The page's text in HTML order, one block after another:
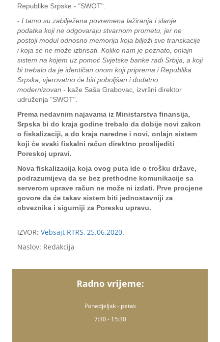
Republike Srpske - "SWOT".
- I tamo su zabilježena povremena lažiranja i slanje
podatka koji ne odgovaraju stvarnom prometu, jer ne
postoji modul odnosno memorija koja bilježi sve transkacije
i koja se ne može izbrisati. Koliko nam je poznato, onlajn
sistem na kojem uz pomoć Svjetske banke radi Srbija, a koji
bi trebalo da je identičan onom koji priprema i Republika
Srpska, vjerovatno će biti poboljšan i dodatno
modernizovan - kaže Saša Grabovac, izvršni direktor
udruženja "SWOT".
Prema nedavnim najavama iz Ministarstva finansija,
Srpska bi do kraja godine trebalo da dobije novi zakon
o fiskalizaciji, a do kraja naredne i novi, onlajn sistem
koji će svaki fiskalni račun direktno proslijediti
Poreskoj upravi.
Nova fiskalizacija koja ovog puta ide o trošku države,
podrazumijeva da se bez prethodne komunikacije sa
serverom uprave račun ne može ni izdati. Prve procjene
govore da će takav sistem biti jednostavniji za
obveznika i sigurniji za Poresku upravu.
IZVOR: Vebsajt RTRS, 25.06.2020.
Naslov: Redakcija
Radno vrijeme:
Ponedjeljak - petak
7:30 - 15:30